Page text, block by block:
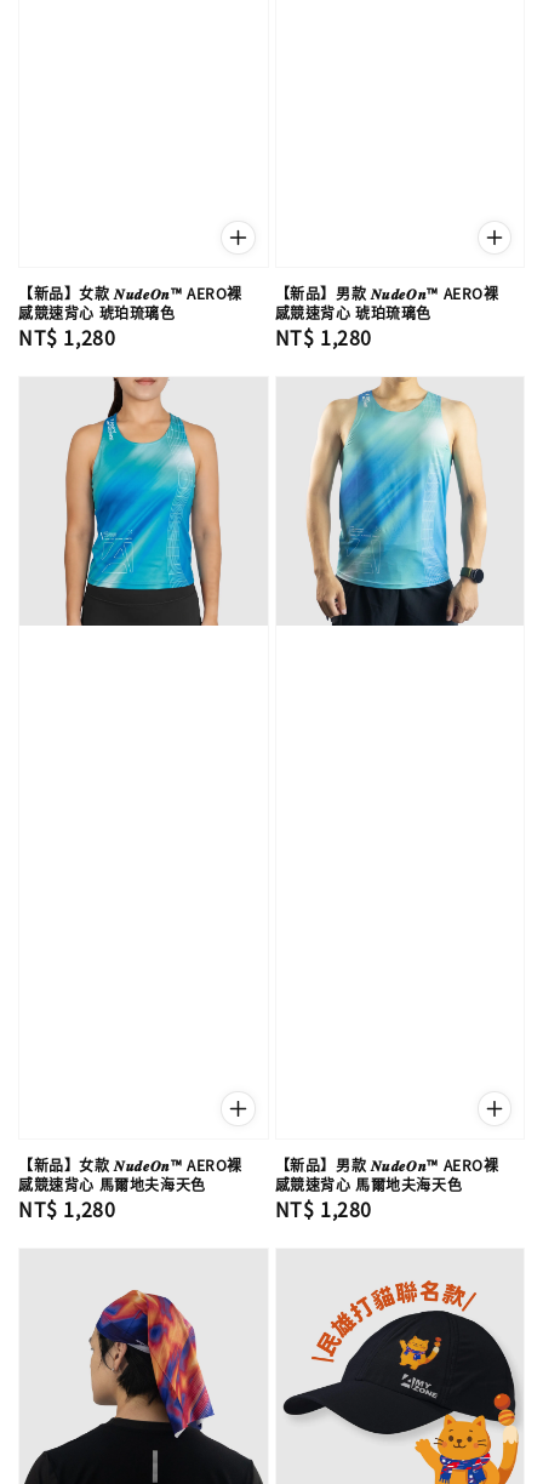
【新品】女款 𝑵𝒖𝒅𝒆𝑶𝒏™ AERO裸
感競速背心 琥珀琉璃色
Regular
NT$ 1,280
【新品】男款 𝑵𝒖𝒅𝒆𝑶𝒏™ AERO裸
感競速背心 琥珀琉璃色
Regular
NT$ 1,280
【新品】女款 𝑵𝒖𝒅𝒆𝑶𝒏™ AERO裸
感競速背心 馬爾地夫海天色
Regular
NT$ 1,280
【新品】男款 𝑵𝒖𝒅𝒆𝑶𝒏™ AERO裸
感競速背心 馬爾地夫海天色
Regular
NT$ 1,280